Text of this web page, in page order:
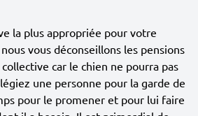
la plus appropriée pour votre
vous déconseillons les pensions
car le chien ne pourra pas
une personne pour la garde de
pour le promener et pour lui faire